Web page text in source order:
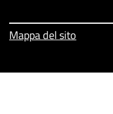
Mappa del sito